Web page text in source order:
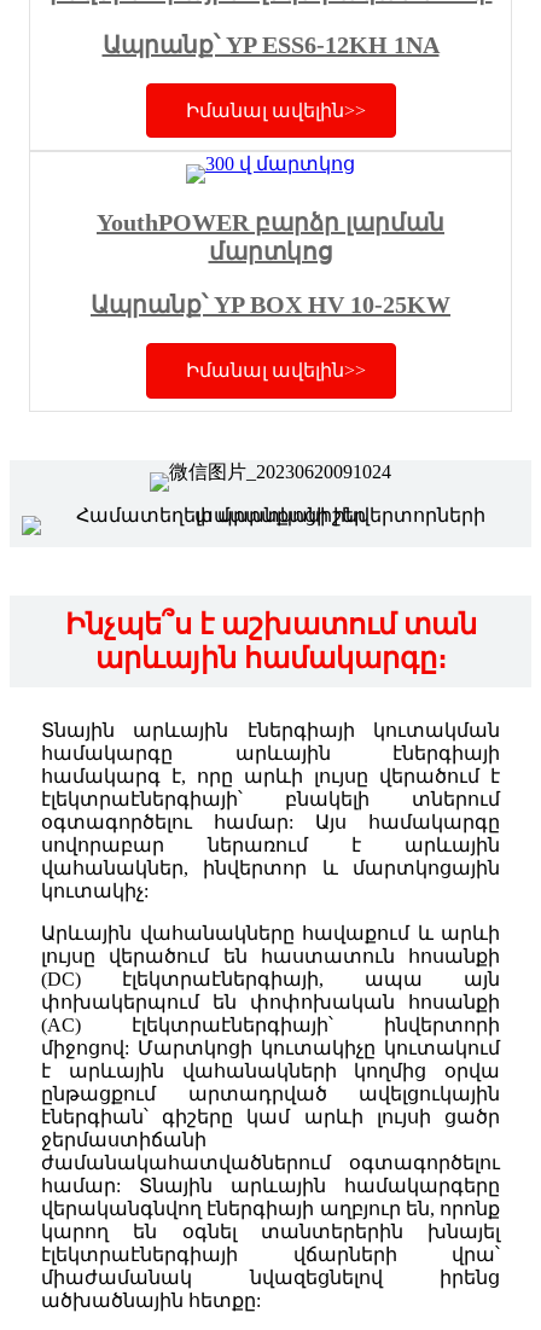
Ապրանք՝ YP ESS6-12KH 1NA
Իմանալ ավելին>>
YouthPOWER բարձր լարման
մարտկոց
Ապրանք՝ YP BOX HV 10-25KW
Իմանալ ավելին>>
Ինչպե՞ս է աշխատում տան
արևային համակարգը։
Տնային արևային էներգիայի կուտակման
համակարգը արևային էներգիայի
համակարգ է, որը արևի լույսը վերածում է
էլեկտրաէներգիայի՝ բնակելի տներում
օգտագործելու համար: Այս համակարգը
սովորաբար ներառում է արևային
վահանակներ, ինվերտոր և մարտկոցային
կուտակիչ:
Արևային վահանակները հավաքում և արևի
լույսը վերածում են հաստատուն հոսանքի
(DC) էլեկտրաէներգիայի, ապա այն
փոխակերպում են փոփոխական հոսանքի
(AC) էլեկտրաէներգիայի՝ ինվերտորի
միջոցով: Մարտկոցի կուտակիչը կուտակում
է արևային վահանակների կողմից օրվա
ընթացքում արտադրված ավելցուկային
էներգիան՝ գիշերը կամ արևի լույսի ցածր
ջերմաստիճանի
ժամանակահատվածներում օգտագործելու
համար: Տնային արևային համակարգերը
վերականգնվող էներգիայի աղբյուր են, որոնք
կարող են օգնել տանտերերին խնայել
էլեկտրաէներգիայի վճարների վրա՝
միաժամանակ նվազեցնելով իրենց
ածխածնային հետքը: